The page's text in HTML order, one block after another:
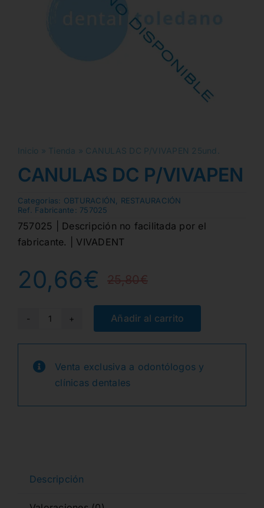
Inicio » Tienda » CANULAS DC P/VIVAPEN 25und.
CANULAS DC P/VIVAPEN
Categorias: OBTURACIÓN
RESTAURACIÓN
Ref. Fabricante: 757025
757025 | Descripción no facilitada por el
fabricante. | VIVADENT
25,80€El
precio
original
era:
25,80€.
20,66€
El
precio
actual
es:
20,66€.
CANULAS
DC
25und.
cantidad
Añadir al carrito
Venta exclusiva a odontólogos y
clínicas dentales
Descripción